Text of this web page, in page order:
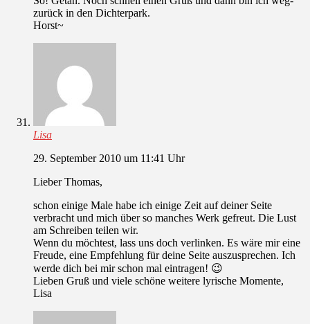
zurück in den Dichterpark.
Horst~
Lisa
29. September 2010 um 11:41 Uhr
Lieber Thomas,
schon einige Male habe ich einige Zeit auf deiner Seite
verbracht und mich über so manches Werk gefreut. Die Lust
am Schreiben teilen wir.
Wenn du möchtest, lass uns doch verlinken. Es wäre mir eine
Freude, eine Empfehlung für deine Seite auszusprechen. Ich
werde dich bei mir schon mal eintragen! 😉
Lieben Gruß und viele schöne weitere lyrische Momente,
Lisa